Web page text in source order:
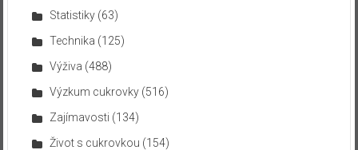
Statistiky(63)
Technika (125)
Výživa (488)
Výzkum cukrovky(516)
Zajímavosti (134)
Život s cukrovkou (154)